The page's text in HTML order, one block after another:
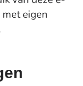
eigen